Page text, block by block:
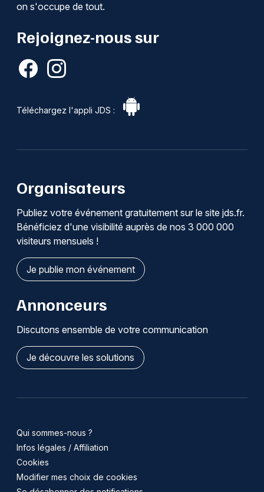
on s'occupe de tout.
Rejoignez-nous sur
Téléchargez l'appli JDS :
Organisateurs
Publiez votre événement gratuitement sur le site jds.fr.
Bénéficiez d'une visibilité auprès de nos 3 000 000
visiteurs mensuels !
Je publie mon événement
Annonceurs
Discutons ensemble de votre communication
Je découvre les solutions
Qui sommes-nous ?
Infos légales / Affiliation
Cookies
Modifier mes choix de cookies